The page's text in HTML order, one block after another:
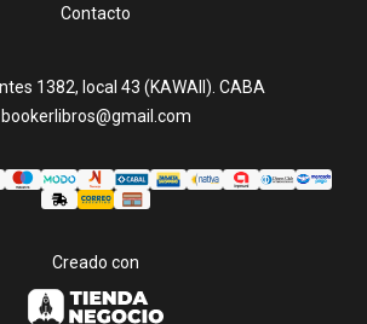
Contacto
1382, local 43 (KAWAII). CABA
bookerlibros@gmail.com
Creado con